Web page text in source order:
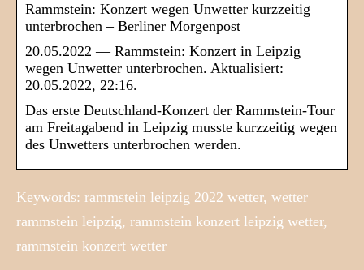
Rammstein: Konzert wegen Unwetter kurzzeitig
unterbrochen – Berliner Morgenpost
20.05.2022 — Rammstein: Konzert in Leipzig
wegen Unwetter unterbrochen. Aktualisiert:
20.05.2022, 22:16.
Das erste Deutschland-Konzert der Rammstein-Tour
am Freitagabend in Leipzig musste kurzzeitig wegen
des Unwetters unterbrochen werden.
Keywords: rammstein leipzig 2022 wetter, wetter
rammstein leipzig, rammstein konzert leipzig wetter,
rammstein konzert wetter